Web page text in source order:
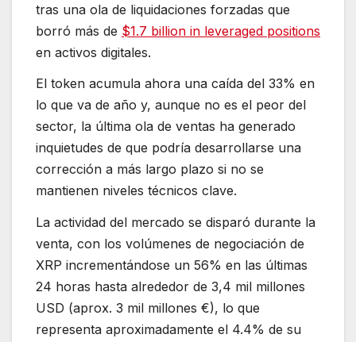
tras una ola de liquidaciones forzadas que
borró más de $1.7 billion in leveraged positions
en activos digitales.
El token acumula ahora una caída del 33% en
lo que va de año y, aunque no es el peor del
sector, la última ola de ventas ha generado
inquietudes de que podría desarrollarse una
corrección a más largo plazo si no se
mantienen niveles técnicos clave.
La actividad del mercado se disparó durante la
venta, con los volúmenes de negociación de
XRP incrementándose un 56% en las últimas
24 horas hasta alrededor de 3,4 mil millones
USD (aprox. 3 mil millones €), lo que
representa aproximadamente el 4.4% de su